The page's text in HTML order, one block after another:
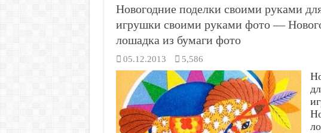
Новогодние поделки своими руками
игрушки своими руками фото —
лошадка из бумаги фото
05.12.2013 5,586